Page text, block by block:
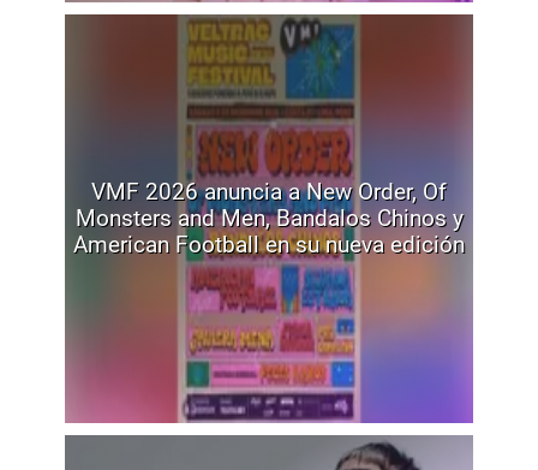
VMF 2026 anuncia a New Order, Of
Monsters and Men, Bandalos Chinos y
American Football en su nueva edición